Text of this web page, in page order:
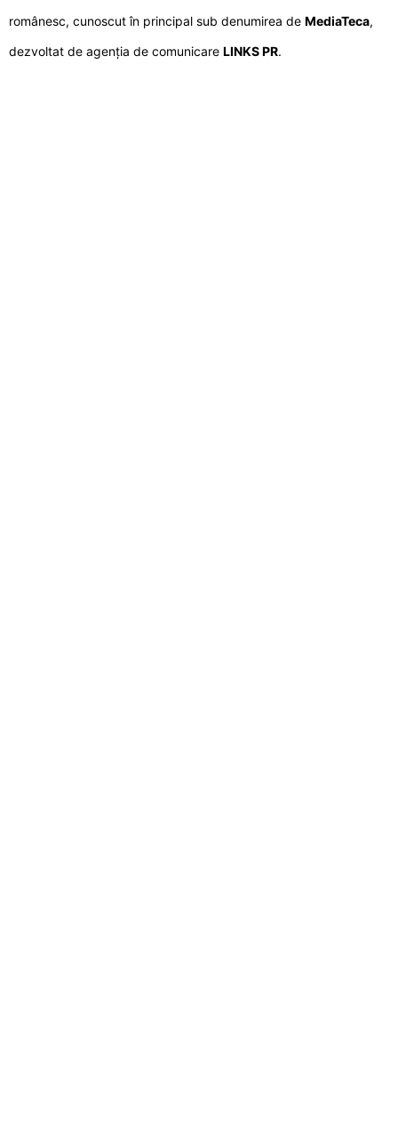
românesc, cunoscut în principal sub denumirea de MediaTeca,
dezvoltat de agenția de comunicare LINKS PR.